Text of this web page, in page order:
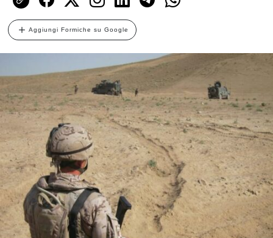
Aggiungi Formiche su Google